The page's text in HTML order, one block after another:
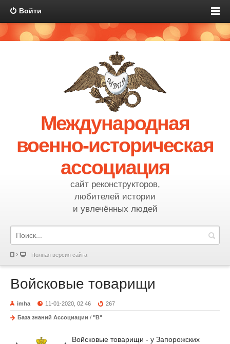
Войти
Международная
военно-историческая
ассоциация
сайт реконструкторов,
любителей истории
и увлечённых людей
Полная версия сайта
Войсковые товарищи
imha 11-01-2020, 02:46 267
База знаний Ассоциации / "В"
Войсковые товарищи - у Запорожских